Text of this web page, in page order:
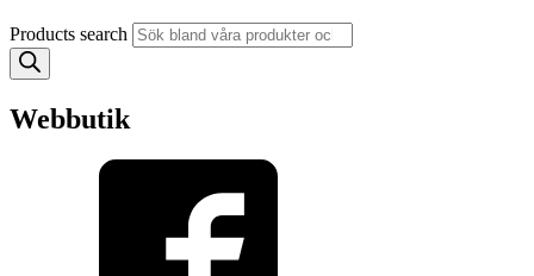
Products search
Webbutik